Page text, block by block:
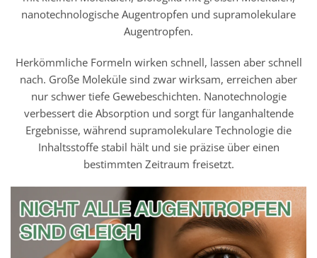
nanotechnologische Augentropfen und supramolekulare
Augentropfen.
Herkömmliche Formeln wirken schnell, lassen aber schnell
nach. Große Moleküle sind zwar wirksam, erreichen aber
nur schwer tiefe Gewebeschichten. Nanotechnologie
verbessert die Absorption und sorgt für langanhaltende
Ergebnisse, während supramolekulare Technologie die
Inhaltsstoffe stabil hält und sie präzise über einen
bestimmten Zeitraum freisetzt.